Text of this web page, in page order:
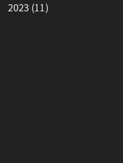
2023 (11)